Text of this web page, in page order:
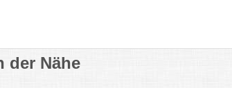
der Nähe